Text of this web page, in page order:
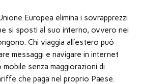
Europea elimina i sovrapprezzi
si sposti al suo interno, ovvero nei
Chi viaggia all’estero può
messaggi e navigare in internet
senza maggiorazioni di
che paga nel proprio Paese.